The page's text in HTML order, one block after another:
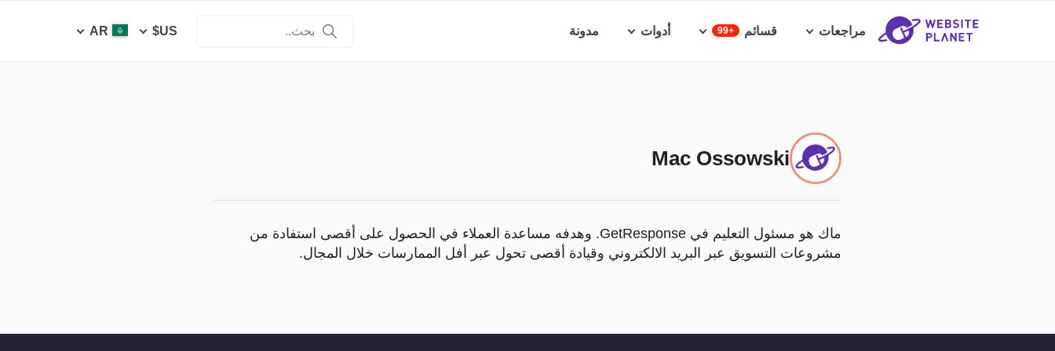
مراجعات قسائم 99+ أدوات مدونة US$
AR
Mac Ossowski
ماك هو مسئول التعليم في GetResponse. وهدفه مساعدة العملاء في الحصول على أقصى استفادة من
مشروعات التسويق عبر البريد الالكتروني وقيادة أقصى تحول عبر أفل الممارسات خلال المجال.